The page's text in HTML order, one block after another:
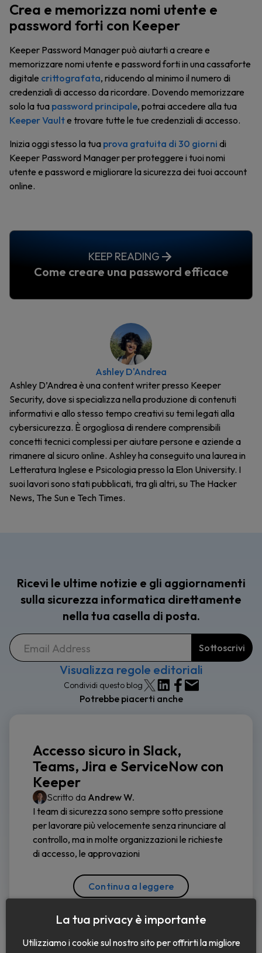
Crea e memorizza nomi utente e
password forti con Keeper
Keeper Password Manager può aiutarti a creare e
memorizzare nomi utente e password forti in una cassaforte
digitale crittografata, riducendo al minimo il numero di
credenziali di accesso da ricordare. Dovendo memorizzare
solo la tua password principale, potrai accedere alla tua
Keeper Vaulte trovare tutte le tue credenziali di accesso.
Inizia oggi stesso la tua prova gratuita di 30 giorni di
Keeper Password Manager per proteggere i tuoi nomi
utente e password e migliorare la sicurezza dei tuoi account
online.
KEEP READING
Come creare una password efficace
Ashley D'Andrea
Ashley D’Andrea è una content writer presso Keeper
Security, dove si specializza nella produzione di contenuti
informativi e allo stesso tempo creativi su temi legati alla
cybersicurezza. È orgogliosa di rendere comprensibili
concetti tecnici complessi per aiutare persone e aziende a
rimanere al sicuro online. Ashley ha conseguito una laurea in
Letteratura Inglese e Psicologia presso la Elon University. I
suoi lavori sono stati pubblicati, tra gli altri, su The Hacker
News, The Sun e Tech Times.
Ricevi le ultime notizie e gli aggiornamenti
sulla sicurezza informatica direttamente
nella tua casella di posta.
Visualizza regole editoriali
Condividi questo blog
Potrebbe piacerti anche
Accesso sicuro in Slack,
Teams, Jira e ServiceNow con
Keeper
Scritto da Andrew W.
I team di sicurezza sono sempre sotto pressione
per lavorare più velocemente senza rinunciare al
controllo, ma in molte organizzazioni le richieste
di accesso, le approvazioni
Continua a leggere
La tua privacy è importante
Utilizziamo i cookie sul nostro sito per offrirti la migliore